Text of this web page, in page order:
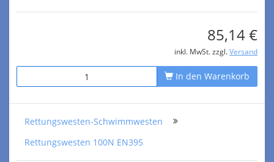
85,14 €
inkl. MwSt. zzgl. Versand
In den Warenkorb
Rettungswesten-Schwimmwesten
Rettungswesten 100N EN395